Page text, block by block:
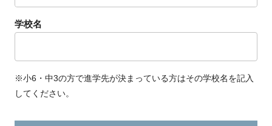
学校名
※小6・中3の方で進学先が決まっている方はその学校名を記入
してください。